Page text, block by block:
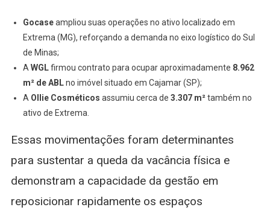
Gocaseampliou suas operações no ativo localizado em
Extrema (MG), reforçando a demanda no eixo logístico do Sul
de Minas;
A WGLfirmou contrato para ocupar aproximadamente 8.962
m² de ABLno imóvel situado em Cajamar (SP);
A Ollie Cosméticos assumiu cerca de 3.307 m²também no
ativo de Extrema.
Essas movimentações foram determinantes
para sustentar a queda da vacância física e
demonstram a capacidade da gestão em
reposicionar rapidamente os espaços